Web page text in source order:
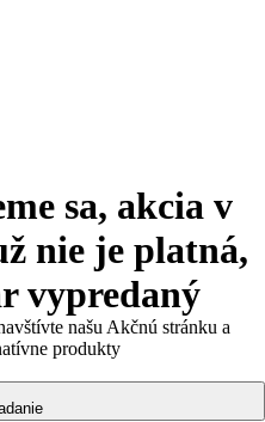
sa, akcia v
nie je platná,
vypredaný
našu Akčnú stránku a
produkty